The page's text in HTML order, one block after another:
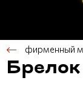
фирменный